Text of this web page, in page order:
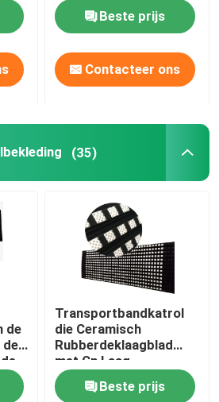
Beste prijs
Contacteer ons
(35)
de
Transportbandkatrol
die Ceramisch
Rubberdeklaagblad
met Cn Laag
achterblijven Plakkend
Beste prijs